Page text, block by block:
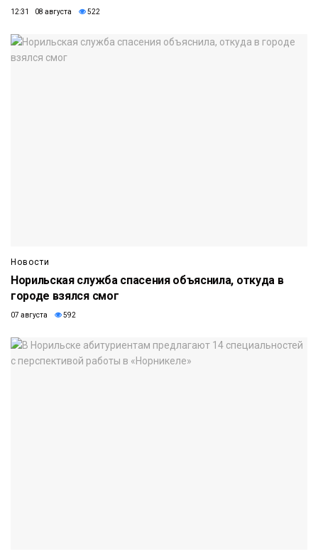
12:31 08 августа 522
Новости
Норильская служба спасения объяснила, откуда в
городе взялся смог
07 августа 592